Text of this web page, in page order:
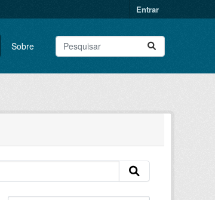
Entrar
Sobre